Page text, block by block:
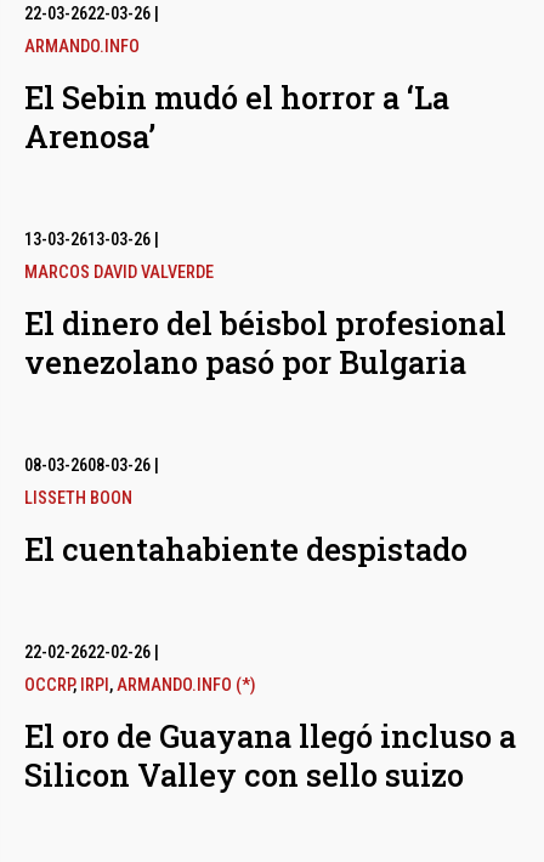
22-03-2622-03-26
ARMANDO.INFO
El Sebin mudó el horror a ‘La
Arenosa’
13-03-2613-03-26
MARCOS DAVID VALVERDE
El dinero del béisbol profesional
venezolano pasó por Bulgaria
08-03-2608-03-26
LISSETH BOON
El cuentahabiente despistado
22-02-2622-02-26
OCCRP, IRPI ,ARMANDO.INFO (*)
El oro de Guayana llegó incluso a
Silicon Valley con sello suizo